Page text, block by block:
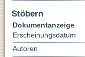
Stöbern
Dokumentanzeige
Erscheinungsdatum
Autoren